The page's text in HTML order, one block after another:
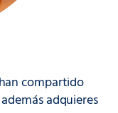
compartido
adquieres